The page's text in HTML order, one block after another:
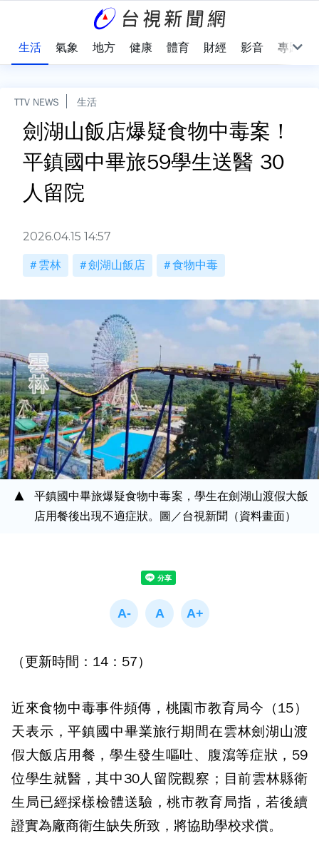
生活 氣象 地方 健康 體育 財經 影音 專題
TTV NEWS 生活
劍湖山飯店爆疑食物中毒案！
平鎮國中畢旅59學生送醫 30
人留院
2026.04.15 14:57
雲林 劍湖山飯店 食物中毒
平鎮國中畢旅爆疑食物中毒案，學生在劍湖山渡假大飯
店用餐後出現不適症狀。圖／台視新聞（資料畫面）
（更新時間：14：57）
近來食物中毒事件頻傳，桃園市教育局今（15）
天表示，平鎮國中畢業旅行期間在雲林劍湖山渡
假大飯店用餐，學生發生嘔吐、腹瀉等症狀，59
位學生就醫，其中30人留院觀察；目前雲林縣衛
生局已經採樣檢體送驗，桃市教育局指，若後續
證實為廠商衛生缺失所致，將協助學校求償。